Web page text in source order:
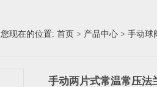
您现在的位置: 首页 > 产品中心 > 手动球
手动两片式常温常压法